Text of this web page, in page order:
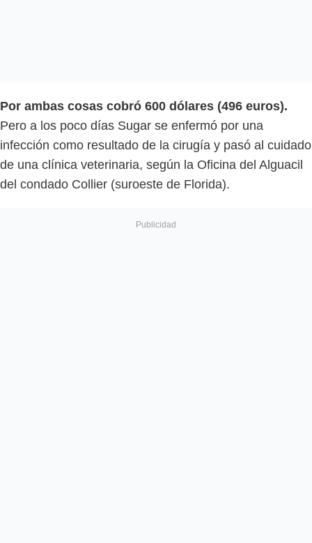
Por ambas cosas cobró 600 dólares (496 euros).
Pero a los poco días Sugar se enfermó por una
infección como resultado de la cirugía y pasó al cuidado
de una clínica veterinaria, según la Oficina del Alguacil
del condado Collier (suroeste de Florida).